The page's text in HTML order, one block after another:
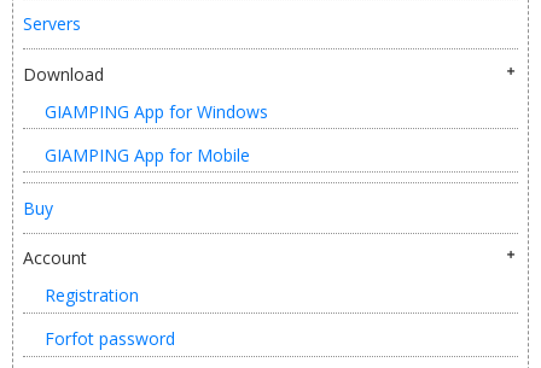
Servers
Download
GIAMPING App for Windows
GIAMPING App for Mobile
Buy
Account
Registration
Forfot password